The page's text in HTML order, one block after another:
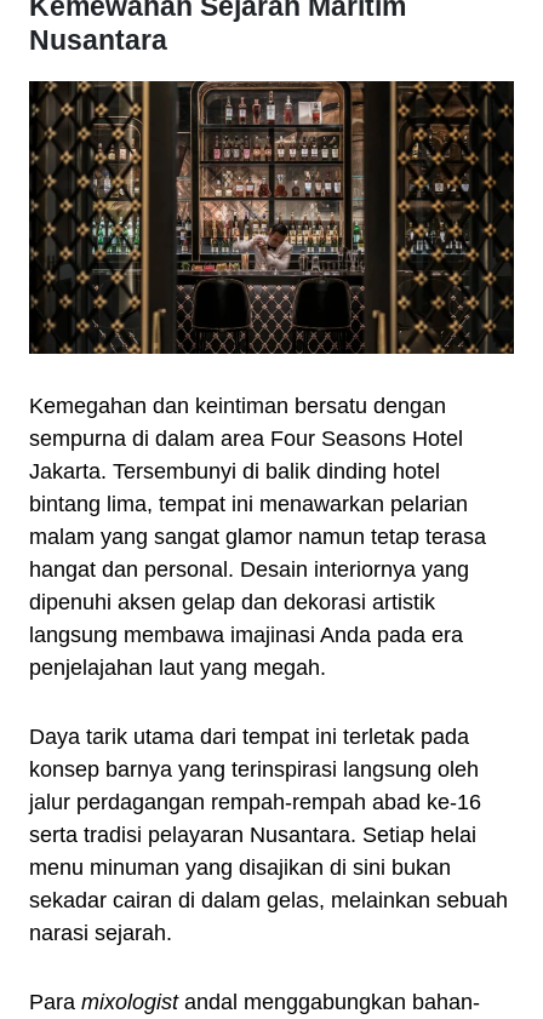
Nusantara
Kemegahan dan keintiman bersatu dengan
sempurna di dalam area Four Seasons Hotel
Jakarta. Tersembunyi di balik dinding hotel
bintang lima, tempat ini menawarkan pelarian
malam yang sangat glamor namun tetap terasa
hangat dan personal. Desain interiornya yang
dipenuhi aksen gelap dan dekorasi artistik
langsung membawa imajinasi Anda pada era
penjelajahan laut yang megah.
Daya tarik utama dari tempat ini terletak pada
konsep barnya yang terinspirasi langsung oleh
jalur perdagangan rempah-rempah abad ke-16
serta tradisi pelayaran Nusantara. Setiap helai
menu minuman yang disajikan di sini bukan
sekadar cairan di dalam gelas, melainkan sebuah
narasi sejarah.
Para mixologistandal menggabungkan bahan-